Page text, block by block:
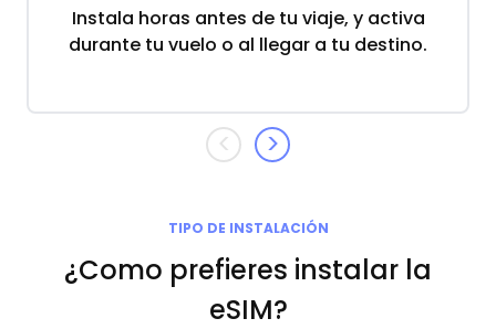
Instala horas antes de tu viaje, y activa
durante tu vuelo o al llegar a tu destino.
< >
TIPO DE INSTALACIÓN
¿Como prefieres instalar la
eSIM?